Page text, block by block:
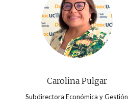
Carolina Pulgar
Subdirectora Económica y Gestión